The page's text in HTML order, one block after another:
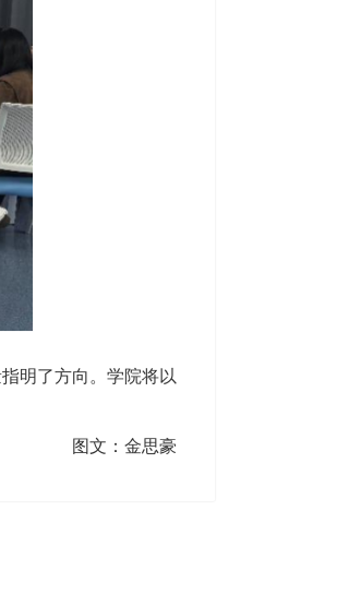
明了方向。学院将以
图文：金思豪